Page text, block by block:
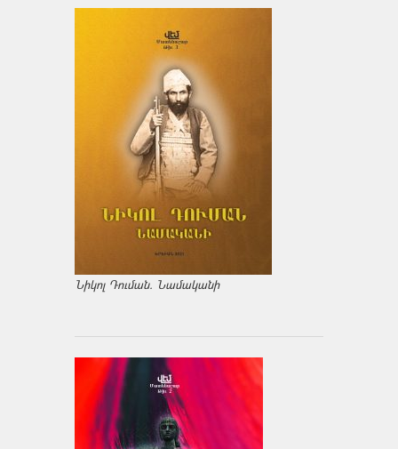
Նիկոլ Դուման. Նամականի